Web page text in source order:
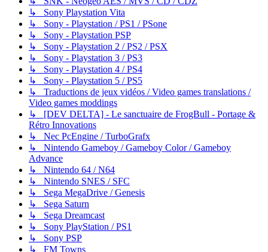
↳ Sony Playstation Vita
↳ Sony - Playstation / PS1 / PSone
↳ Sony - Playstation PSP
↳ Sony - Playstation 2 / PS2 / PSX
↳ Sony - Playstation 3 / PS3
↳ Sony - Playstation 4 / PS4
↳ Sony - Playstation 5 / PS5
↳ Traductions de jeux vidéos / Video games translations /
Video games moddings
↳ [DEV DELTA] - Le sanctuaire de FrogBull - Portage &
Rétro Innovations
↳ Nec PcEngine / TurboGrafx
↳ Nintendo Gameboy / Gameboy Color / Gameboy
Advance
↳ Nintendo 64 / N64
↳ Nintendo SNES / SFC
↳ Sega MegaDrive / Genesis
↳ Sega Saturn
↳ Sega Dreamcast
↳ Sony PlayStation / PS1
↳ Sony PSP
↳ FM Towns